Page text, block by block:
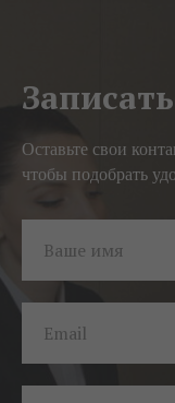
Оставьте свои
чтобы подобрать
Ваше имя
Email